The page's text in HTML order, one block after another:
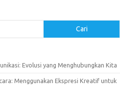
Cari
Evolusi yang Menghubungkan Kita
Menggunakan Ekspresi Kreatif untuk